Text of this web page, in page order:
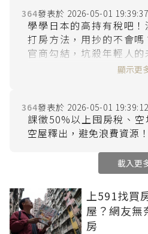
364 2026-05-01 19:39:37
學學日本的高持有稅吧
打房方法，用抄的不會
官商勾結，坑殺年輕人
這種低得笑死人的囤房
顯示更
364 2026-05-01 19:39:12
課徵50%以上囤房稅、
載入更
上591找買
屋？網友無
房